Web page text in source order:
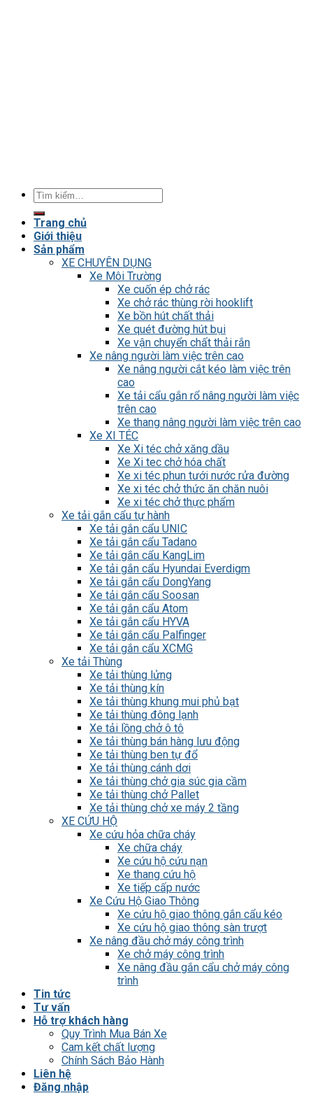
Tìm
Trang chủ
Giới thiệu
Sản phẩm
XE CHUYÊN DỤNG
Xe Môi Trường
Xe cuốn ép chở rác
Xe chở rác thùng rời hooklift
Xe bồn hút chất thải
Xe quét đường hút bụi
Xe vận chuyển chất thải rắn
Xe nâng người làm việc trên cao
Xe nâng người cắt kéo làm việc trên
cao
Xe tải cẩu gắn rổ nâng người làm việc
trên cao
Xe thang nâng người làm việc trên cao
Xe XI TÉC
Xe Xi téc chở xăng dầu
Xe Xi tec chở hóa chất
Xe xi téc phun tưới nước rửa đường
Xe xi téc chở thức ăn chăn nuôi
Xe xi téc chở thực phẩm
Xe tải gắn cẩu tự hành
Xe tải gắn cẩu UNIC
Xe tải gắn cẩu Tadano
Xe tải gắn cẩu KangLim
Xe tải gắn cẩu Hyundai Everdigm
Xe tải gắn cẩu DongYang
Xe tải gắn cẩu Soosan
Xe tải gắn cẩu Atom
Xe tải gắn cẩu HYVA
Xe tải gắn cẩu Palfinger
Xe tải gắn cẩu XCMG
Xe tải Thùng
Xe tải thùng lửng
Xe tải thùng kín
Xe tải thùng khung mui phủ bạt
Xe tải thùng đông lạnh
Xe tải lồng chở ô tô
Xe tải thùng bán hàng lưu động
Xe tải thùng ben tự đổ
Xe tải thùng cánh dơi
Xe tải thùng chở gia súc gia cầm
Xe tải thùng chở Pallet
Xe tải thùng chở xe máy 2 tầng
XE CỨU HỘ
Xe cứu hỏa chữa cháy
Xe chữa cháy
Xe cứu hộ cứu nạn
Xe thang cứu hộ
Xe tiếp cấp nước
Xe Cứu Hộ Giao Thông
Xe cứu hộ giao thông gắn cẩu kéo
Xe cứu hộ giao thông sàn trượt
Xe nâng đầu chở máy công trình
Xe chở máy công trình
Xe nâng đầu gắn cẩu chở máy công
trình
Tin tức
Tư vấn
Hỗ trợ khách hàng
Quy Trình Mua Bán Xe
Cam kết chất lượng
Chính Sách Bảo Hành
Liên hệ
Đăng nhập